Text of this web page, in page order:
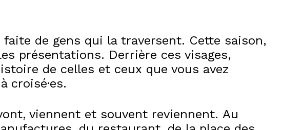
faite de gens qui la traversent. Cette saison,
présentations. Derrière ces visages,
de celles et ceux que vous avez
croisé·es.
viennent et souvent reviennent. Au